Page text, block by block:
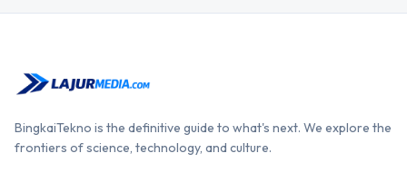
BingkaiTekno is the definitive guide to what's next. We explore the
frontiers of science, technology, and culture.